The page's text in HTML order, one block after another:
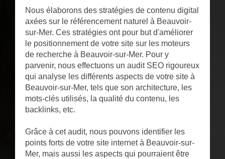
Nous élaborons des stratégies de contenu digital
axées sur le référencement naturel à Beauvoir-
sur-Mer. Ces stratégies ont pour but d'améliorer
le positionnement de votre site sur les moteurs
de recherche à Beauvoir-sur-Mer. Pour y
parvenir, nous effectuons un audit SEO rigoureux
qui analyse les différents aspects de votre site à
Beauvoir-sur-Mer, tels que son architecture, les
mots-clés utilisés, la qualité du contenu, les
backlinks, etc.
Grâce à cet audit, nous pouvons identifier les
points forts de votre site internet à Beauvoir-sur-
Mer, mais aussi les aspects qui pourraient être